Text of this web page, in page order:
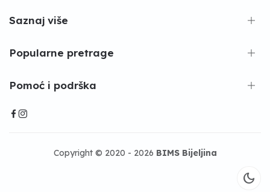
Saznaj više
Popularne pretrage
Pomoć i podrška
Copyright © 2020 - 2026 BIMS Bijeljina
dark_mode